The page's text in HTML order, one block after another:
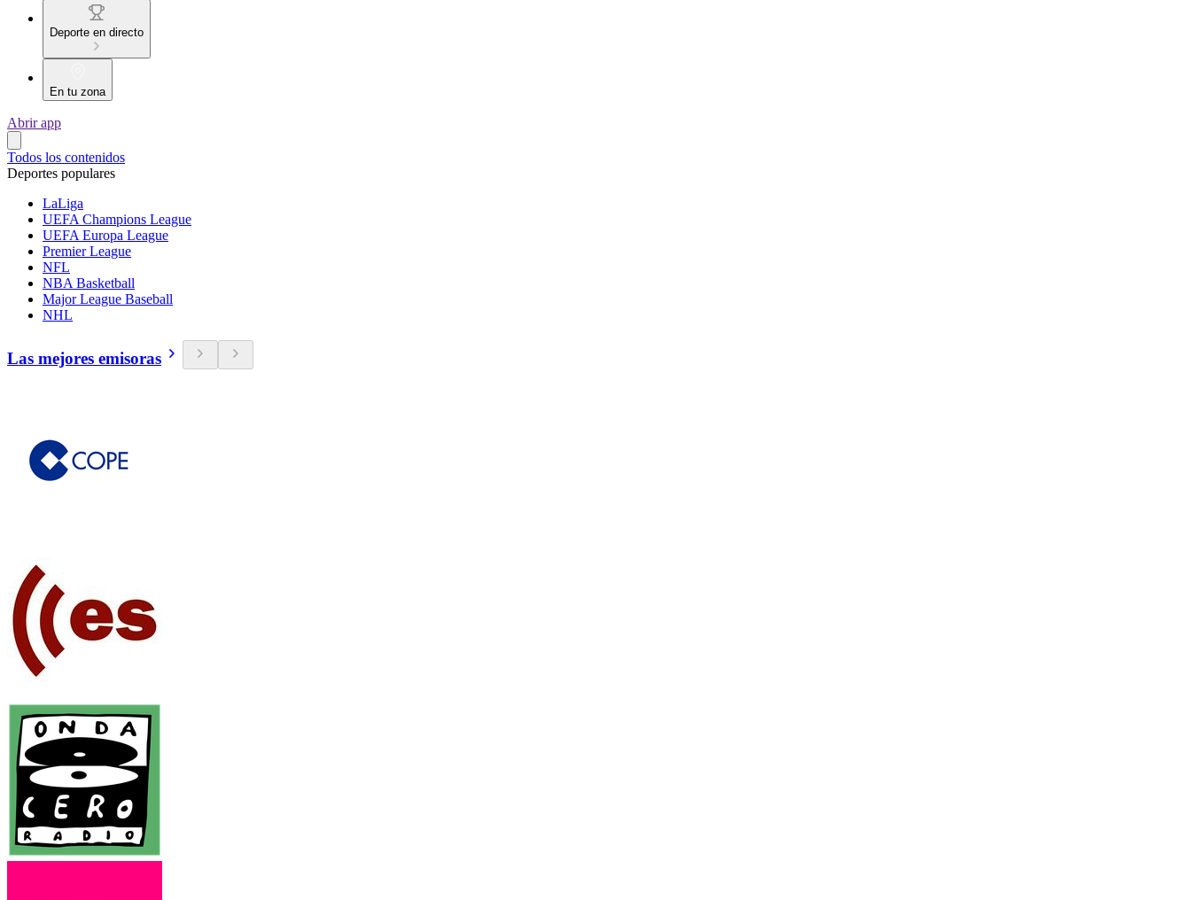
Deporte en directo
En tu zona
Abrir app
Todos los contenidos
Deportes populares
LaLiga
UEFA Champions League
UEFA Europa League
Premier League
NFL
NBA Basketball
Major League Baseball
NHL
Las mejores emisoras